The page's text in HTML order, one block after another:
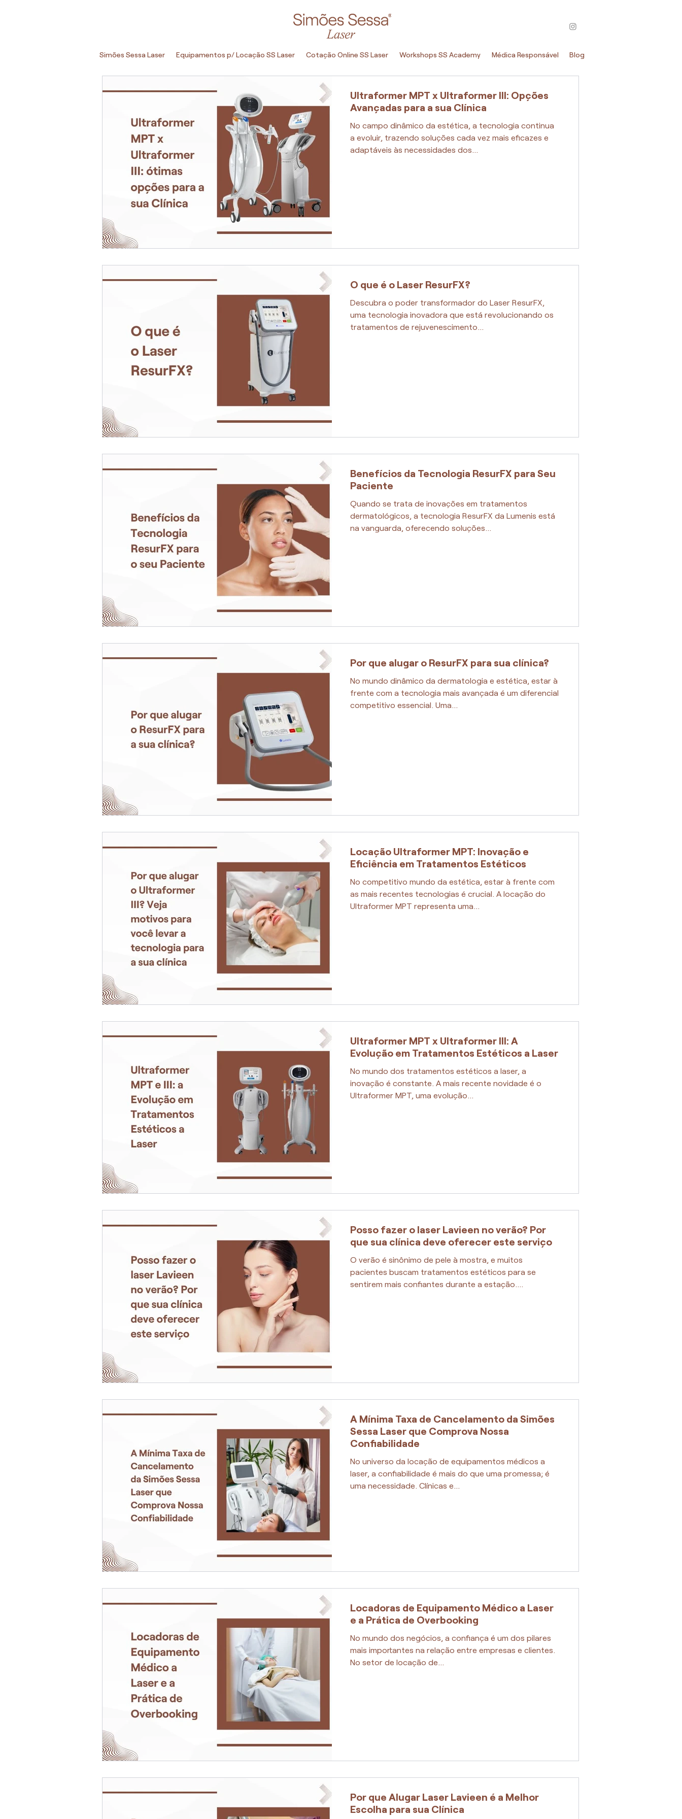
Simões Sessa Laser Equipamentos p/ Locação SS Laser Cotação Online SS Laser Workshops SS Academy Médica Responsável Blog
Ultraformer MPT x Ultraformer III: Opções
Avançadas para a sua Clínica
No campo dinâmico da estética, a tecnologia continua
a evoluir, trazendo soluções cada vez mais eficazes e
adaptáveis às necessidades dos...
O que é o Laser ResurFX?
Descubra o poder transformador do Laser ResurFX,
uma tecnologia inovadora que está revolucionando os
tratamentos de rejuvenescimento...
Benefícios da Tecnologia ResurFX para Seu
Paciente
Quando se trata de inovações em tratamentos
dermatológicos, a tecnologia ResurFX da Lumenis está
na vanguarda, oferecendo soluções...
Por que alugar o ResurFX para sua clínica?
No mundo dinâmico da dermatologia e estética, estar à
frente com a tecnologia mais avançada é um diferencial
competitivo essencial. Uma...
Locação Ultraformer MPT: Inovação e
Eficiência em Tratamentos Estéticos
No competitivo mundo da estética, estar à frente com
as mais recentes tecnologias é crucial. A locação do
Ultraformer MPT representa uma...
Ultraformer MPT x Ultraformer III: A
Evolução em Tratamentos Estéticos a Laser
No mundo dos tratamentos estéticos a laser, a
inovação é constante. A mais recente novidade é o
Ultraformer MPT, uma evolução...
Posso fazer o laser Lavieen no verão? Por
que sua clínica deve oferecer este serviço
O verão é sinônimo de pele à mostra, e muitos
pacientes buscam tratamentos estéticos para se
sentirem mais confiantes durante a estação....
A Mínima Taxa de Cancelamento da Simões
Sessa Laser que Comprova Nossa
Confiabilidade
No universo da locação de equipamentos médicos a
laser, a confiabilidade é mais do que uma promessa; é
uma necessidade. Clínicas e...
Locadoras de Equipamento Médico a Laser
e a Prática de Overbooking
No mundo dos negócios, a confiança é um dos pilares
mais importantes na relação entre empresas e clientes.
No setor de locação de...
Por que Alugar Laser Lavieen é a Melhor
Escolha para sua Clínica